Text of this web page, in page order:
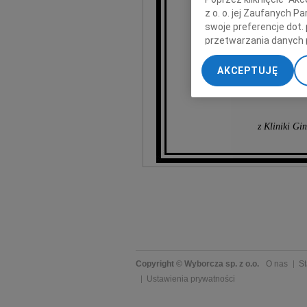
z Kliniki
Copyright © Wyborcza sp. z o.o. O nas
Ustawienia prywatności
z o. o. jej Zaufanych
swoje preferencje dot.
przetwarzania danych
„Ustawienia
My, nasi Zaufani
dokładnych danych
Przechowywanie
treści, badnie
AKCEPTUJĘ